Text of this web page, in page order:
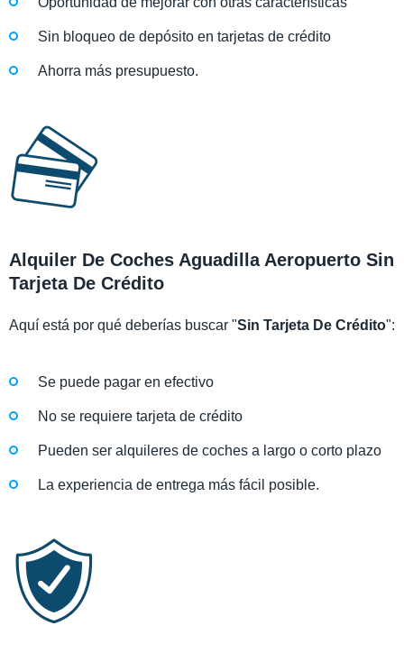
Sin bloqueo de depósito en tarjetas de crédito
Ahorra más presupuesto.
Alquiler De Coches Aguadilla Aeropuerto Sin
Tarjeta De Crédito
Aquí está por qué deberías buscar "Sin Tarjeta De Crédito":
Se puede pagar en efectivo
No se requiere tarjeta de crédito
Pueden ser alquileres de coches a largo o corto plazo
La experiencia de entrega más fácil posible.